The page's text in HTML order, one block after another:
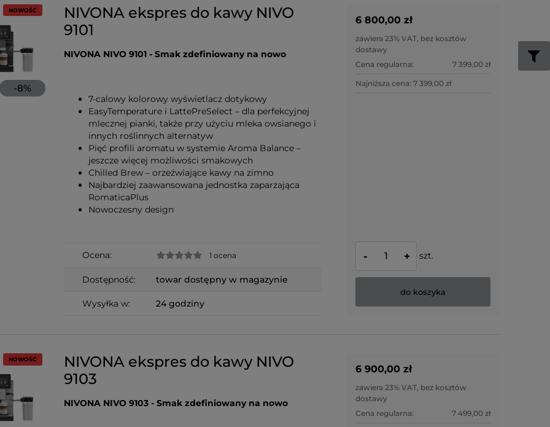
-8%
NIVONA ekspres do kawy NIVO
9101
NIVONA NIVO 9101 - Smak zdefiniowany na nowo
7-calowy kolorowy wyświetlacz dotykowy
EasyTemperature i LattePreSelect – dla perfekcyjnej
mlecznej pianki, także przy użyciu mleka owsianego i
innych roślinnych alternatyw
Pięć profili aromatu w systemie Aroma Balance –
jeszcze więcej możliwości smakowych
Chilled Brew – orzeźwiające kawy na zimno
Najbardziej zaawansowana jednostka zaparzająca
RomaticaPlus
Nowoczesny design
Ocena: 1 ocena
Dostępność: towar dostępny w magazynie
Wysyłka w: 24 godziny
6 800,00 zł
zawiera 23% VAT, bez kosztów
dostawy
Cena regularna:
7 399,00 zł
Najniższa cena: 7 399,00 zł
- + szt.
do koszyka
NOWOŚĆ
NIVONA ekspres do kawy NIVO
9103
NIVONA NIVO 9103 - Smak zdefiniowany na nowo
6 900,00 zł
zawiera 23% VAT, bez kosztów
dostawy
Cena regularna:
7 499,00 zł
NOWOŚĆ